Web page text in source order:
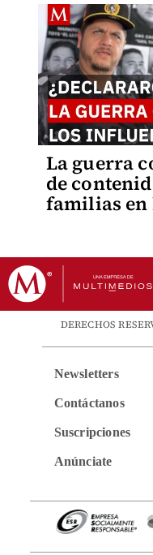
La guerra
de
familias
DERECHOS
Newsletters
Contáctanos
Suscripciones
Anúnciate